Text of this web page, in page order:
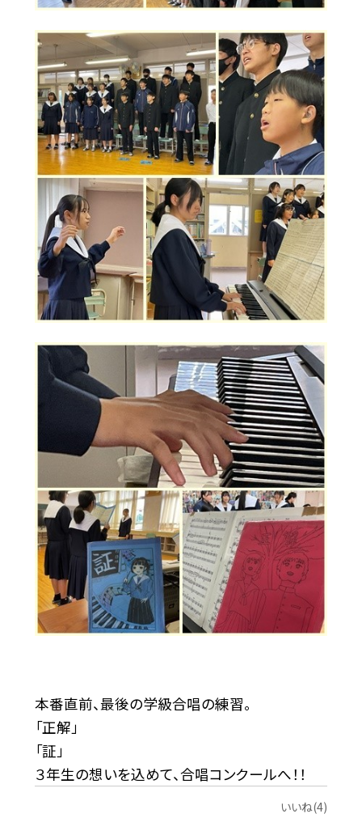
本番直前、最後の学級合唱の練習。
「正解」
「証」
３年生の想いを込めて、合唱コンクールへ！！
いいね(4)